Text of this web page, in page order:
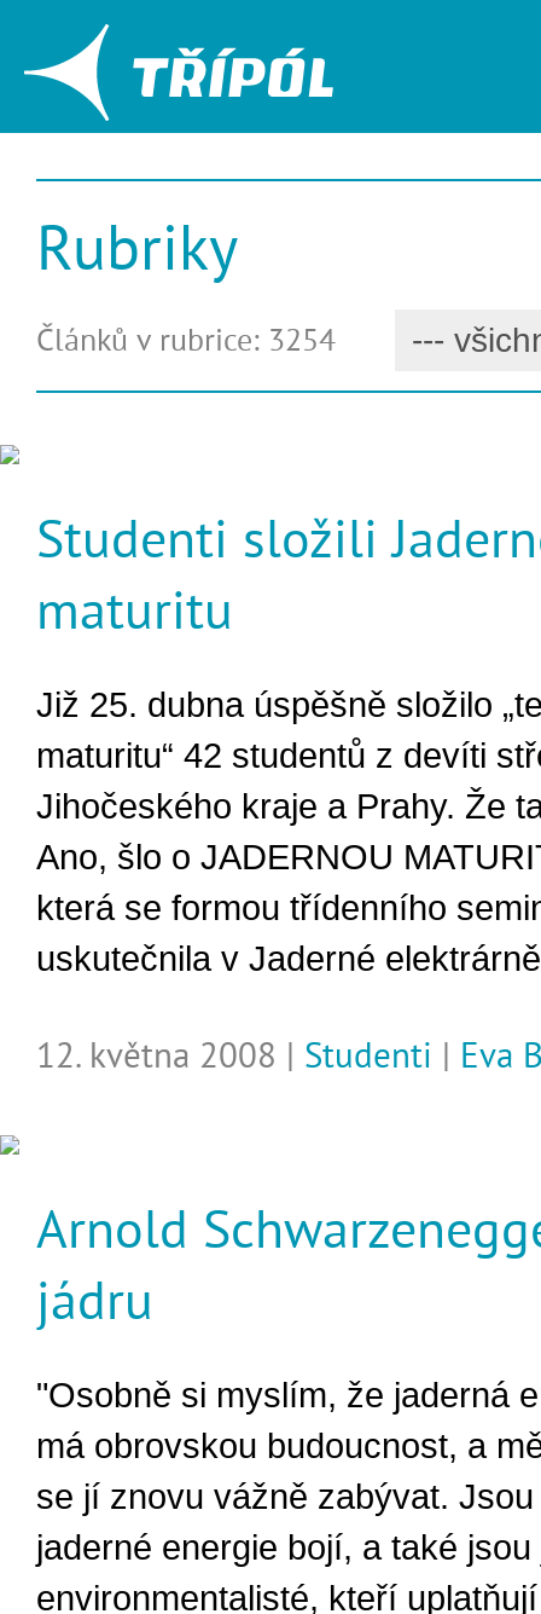
Rubriky
Článků v rubrice: 3254
Studenti složili
maturitu
Již 25. dubna úspěšně složilo
maturitu“ 42 studentů z devíti
Jihočeského kraje a Prahy. Že
Ano, šlo o JADERNOU
která se formou třídenního
uskutečnila v Jaderné
12. května 2008 | Studenti | Eva
Arnold
jádru
"Osobně si myslím, že jaderná
má obrovskou budoucnost, a
se jí znovu vážně zabývat.
jaderné energie bojí, a také jsou
environmentalisté, kteří